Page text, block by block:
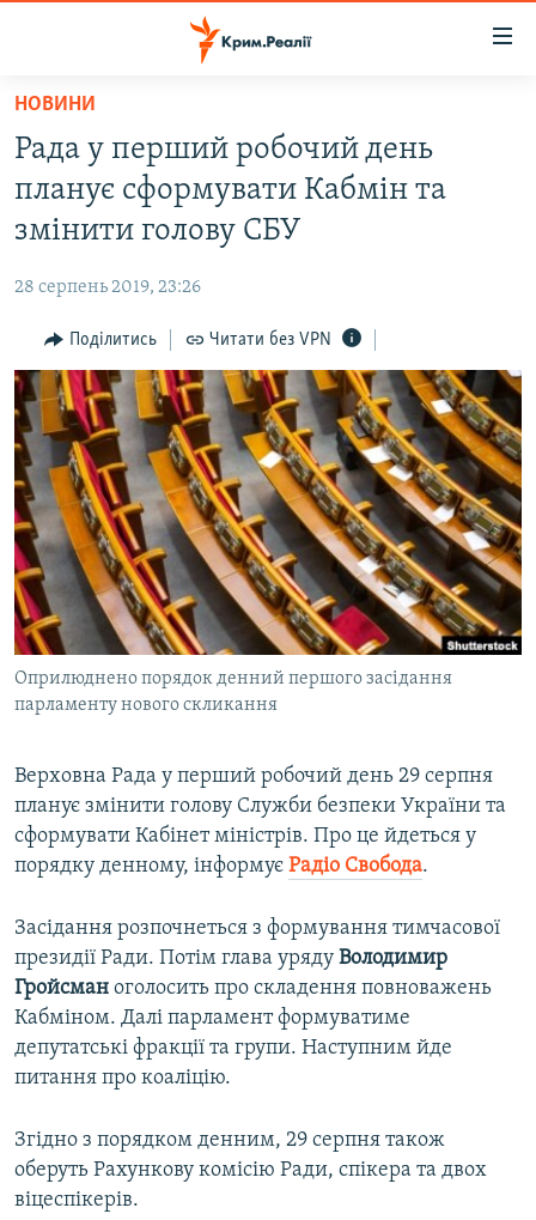
Перейти
основного
матеріалу
Перейти
до
основної
навігації
Перейти
до
пошуку
ВОДА.КРИМ
ВІДЕО ТА ФОТО
БЛОГИ
ПОГЛЯД
ІНТЕРВ'Ю
ВСЕ ЗА ДЕНЬ
СПЕЦПРОЕКТИ
ДЕПОРТАЦІЯ
ВІДЕОУРОКИ «ELIFBE»
СВІДЧЕННЯ ОКУПАЦІЇ
УКРАЇНСЬКА ПРОБЛЕМА КРИМУ
ІНФОГРАФІКА
ЯК ОБІЙТИ БЛОКУВАННЯ
Русский
Qırımtatar
ДОЛУЧАЙСЯ!
Усі сайти RFE/RL
НОВИНИ
Рада у перший робочий день
планує сформувати Кабмін та
змінити голову СБУ
28 серпень 2019, 23:26
Поділитись Читати без VPN
Оприлюднено порядок денний першого засідання
парламенту нового скликання
Верховна Рада у перший робочий день 29 серпня
планує змінити голову Служби безпеки України та
сформувати Кабінет міністрів. Про це йдеться у
порядку денному, інформує Радіо Свобода.
Засідання розпочнеться з формування тимчасової
президії Ради. Потім глава уряду Володимир
Гройсман оголосить про складення повноважень
Кабміном. Далі парламент формуватиме
депутатські фракції та групи. Наступним йде
питання про коаліцію.
Згідно з порядком денним, 29 серпня також
оберуть Рахункову комісію Ради, спікера та двох
віцеспікерів.